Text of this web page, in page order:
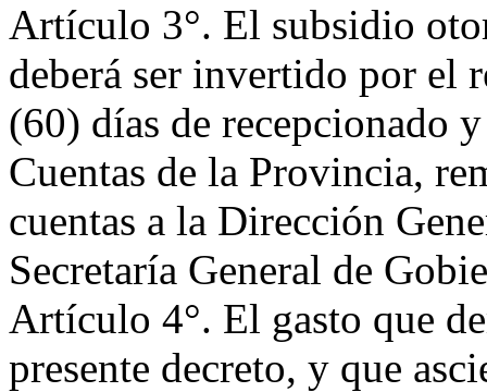
Artículo 3°. El subsidio
deberá ser invertido por el
(60) días de recepcionado
Cuentas de la Provincia,
cuentas a la Dirección
Secretaría General de
Artículo 4°. El gasto que
presente decreto, y que